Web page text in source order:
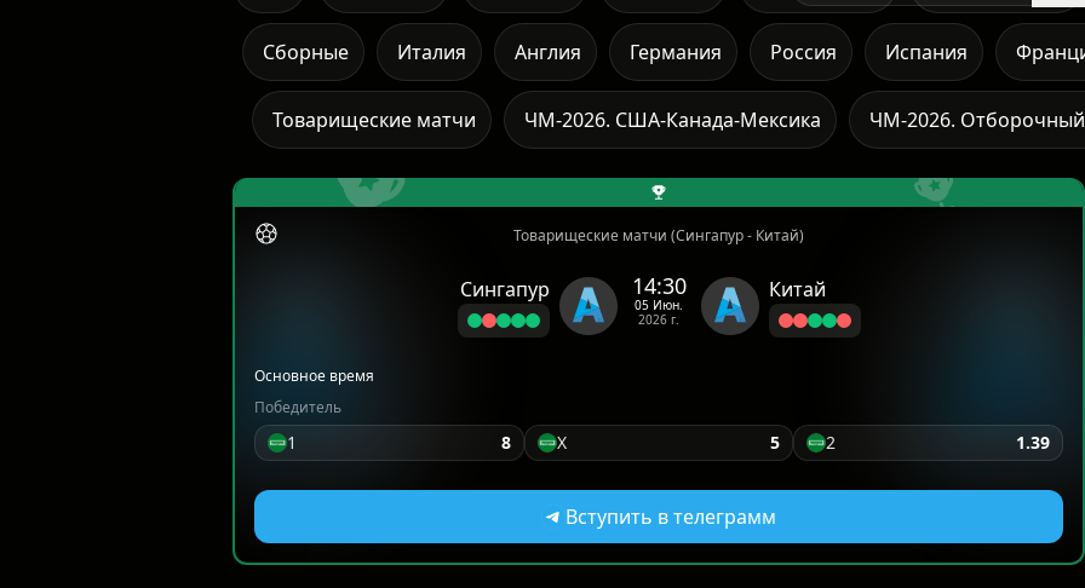
Италия
Сборные Англия Германия Россия Испания
ЧМ-2026. США-Канада-Мексика ЧМ-2026. Отборочный
Товарищеские матчи
Товарищеские матчи (Сингапур - Китай)
Сингапур 14:30
05 Июн.
2026 г.
Китай
Основное время
Победитель
1 8 X 5 2 1.39
Вступить в телеграмм